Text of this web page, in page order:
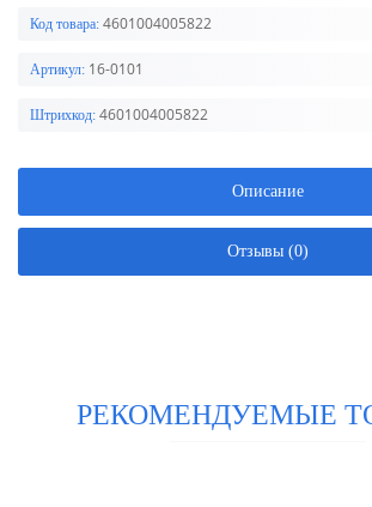
Код товара: 4601004005822
Артикул: 16-0101
Штрихкод: 4601004005822
Описание
Отзывы (0)
РЕКОМЕНДУЕМЫЕ